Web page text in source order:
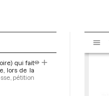
qui fait
lors de la
pétition
s